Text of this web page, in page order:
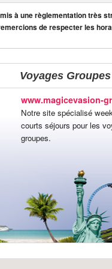
à une règlementation très
de respecter les
Voyages Groupes
www.magicevasion-
Notre site spécialisé
courts séjours pour les
groupes.